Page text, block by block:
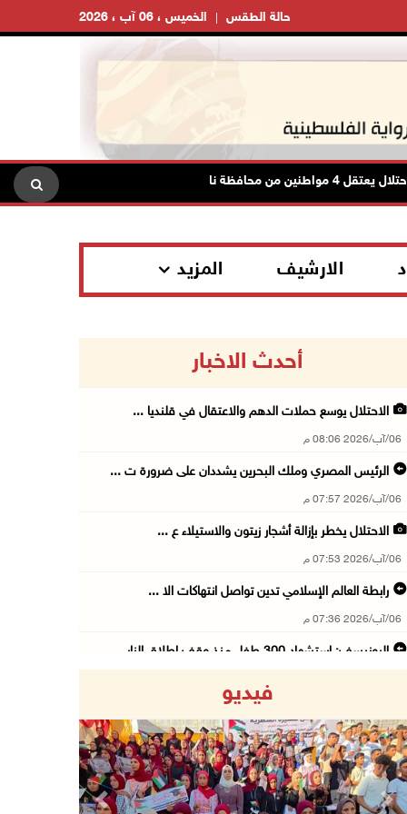
الخميس ، 06 آب ، 2026 حالة الطقس
من محافظة نابلس الاحتلال يعتقل شابا من
الارشيف المزيد
أحدث الاخبار
الاحتلال يوسع حملات الدهم والاعتقال في قلنديا ...
06/آب/2026 08:06 م
الرئيس المصري وملك البحرين يشددان على ضرورة ت ...
06/آب/2026 07:57 م
الاحتلال يخطر بإزالة أشجار زيتون والاستيلاء ع ...
06/آب/2026 07:53 م
رابطة العالم الإسلامي تدين تواصل انتهاكات الا ...
06/آب/2026 07:36 م
اليونيسف: استشهاد 300 طفل منذ وقف إطلاق النار ...
06/آب/2026 07:27 م
إصابتان بالرصاص والاعتداء خلال اقتحام الاحتلا ...
06/آب/2026 06:56 م
فيديو
Previous Next